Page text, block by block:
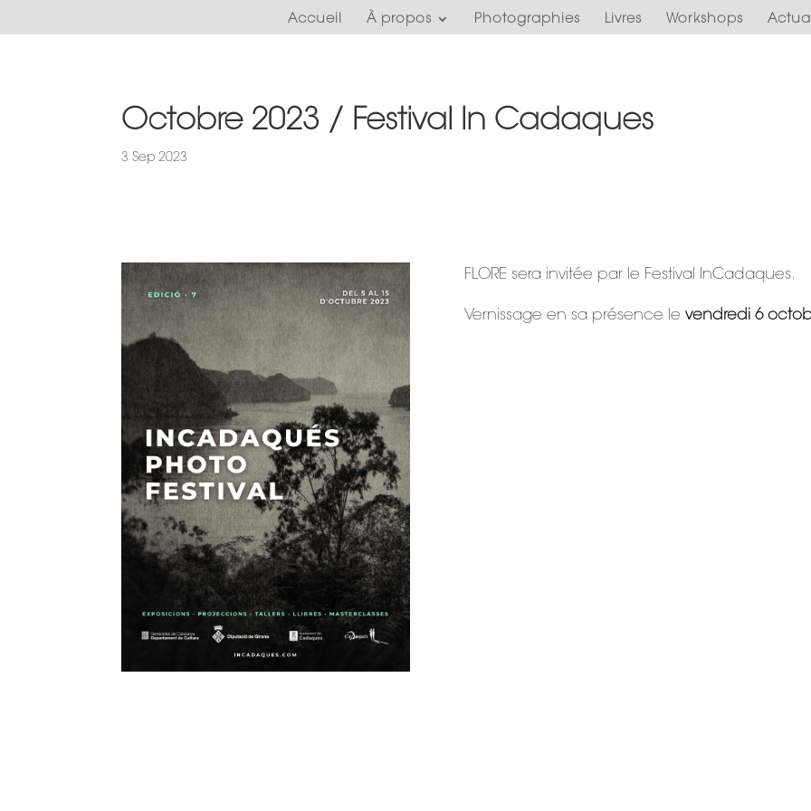
Accueil À propos Photographies Livres Workshops
Octobre 2023 / Festival In Cadaques
3 Sep 2023
FLORE sera invitée par le Festival InCadaques.
Vernissage en sa présence le vendredi 6